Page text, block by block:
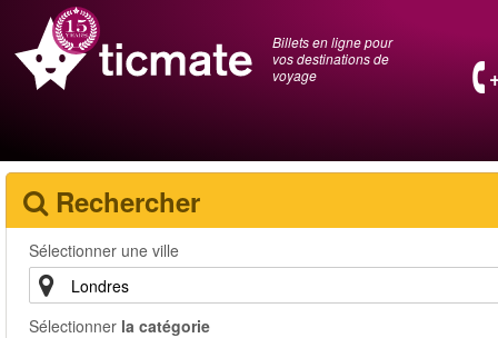
Billets en ligne pour
vos destinations de
voyage
Rechercher
Sélectionner une ville
Sélectionner la catégorie